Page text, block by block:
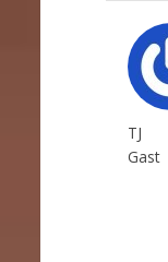
TJ
Gast